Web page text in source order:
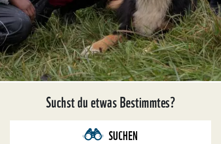
Suchst du etwas Bestimmtes?
SUCHEN